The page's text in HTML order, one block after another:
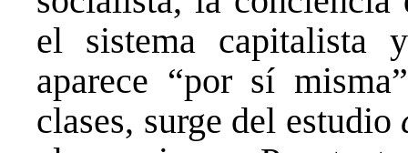
el sistema capitalista
aparece “por sí
clases, surge del estudio